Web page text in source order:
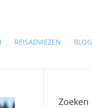
REISADVIEZEN BLOG
Zoeken